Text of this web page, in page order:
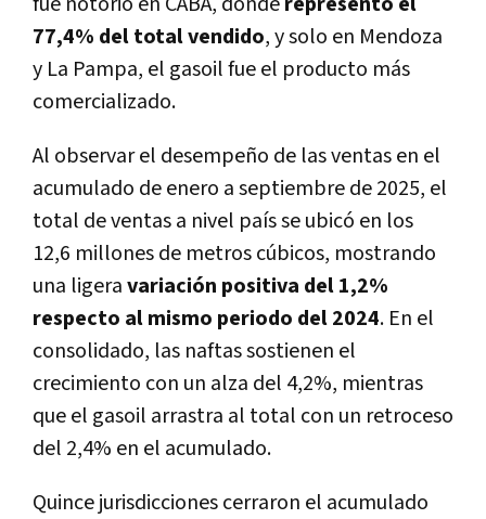
77,4% del total vendido, y solo en Mendoza
y La Pampa, el gasoil fue el producto más
comercializado.
Al observar el desempeño de las ventas en el
acumulado de enero a septiembre de 2025, el
total de ventas a nivel país se ubicó en los
12,6 millones de metros cúbicos, mostrando
una ligeravariación positiva del 1,2%
respecto al mismo periodo del 2024. En el
consolidado, las naftas sostienen el
crecimiento con un alza del 4,2%, mientras
que el gasoil arrastra al total con un retroceso
del 2,4% en el acumulado.
Quince jurisdicciones cerraron el acumulado